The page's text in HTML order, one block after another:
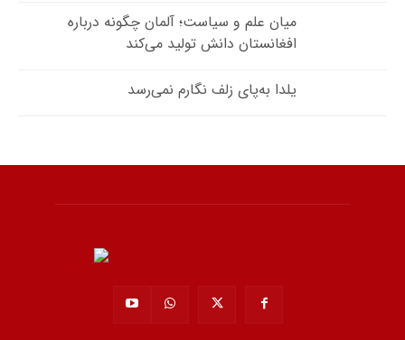
میان علم و سیاست؛ آلمان چگونه درباره
افغانستان دانش تولید می‌کند
یلدا به‌پای زلف نگارم نمی‌رسد